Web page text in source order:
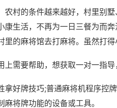
农村的条件越来越好，村里别
康生活，不再为一日三餐为而
里的麻将馆去打麻将。虽然打
上需要帮助，想获取一对一指
拿好牌技巧;普通麻将机程序控
麻将牌功能的设备或工具。